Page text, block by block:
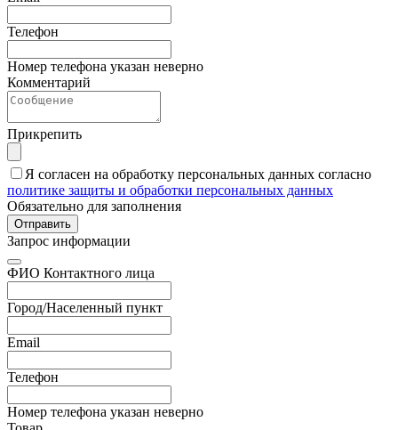
Телефон
Номер телефона указан неверно
Комментарий
Прикрепить
Я согласен на обработку персональных данных согласно
политике защиты и обработки персональных данных
Обязательно для заполнения
Отправить
Запрос информации
ФИО Контактного лица
Город/Населенный пункт
Email
Телефон
Номер телефона указан неверно